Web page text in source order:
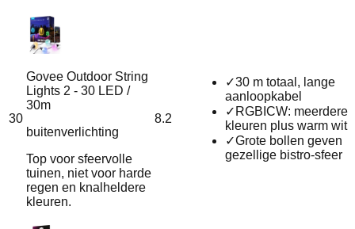
30
Govee Outdoor String
Lights 2 - 30 LED /
30m
buitenverlichting
Top voor sfeervolle
tuinen, niet voor harde
regen en knalheldere
kleuren.
8.2
✓30 m totaal, lange
aanloopkabel
✓ RGBICW: meerdere
kleuren plus warm wit
✓Grote bollen geven
gezellige bistro-sfeer